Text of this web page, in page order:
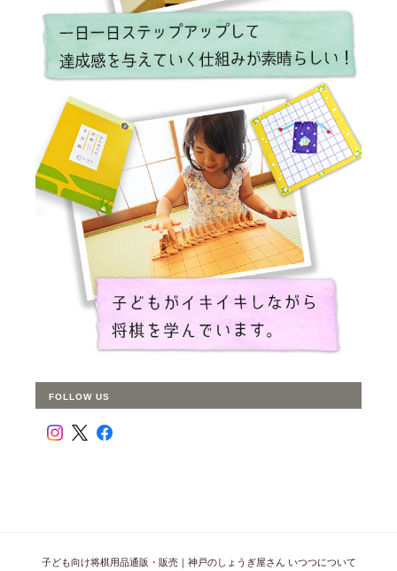
FOLLOW US
子ども向け将棋用品通販・販売｜神戸のしょうぎ屋さん いつつについて